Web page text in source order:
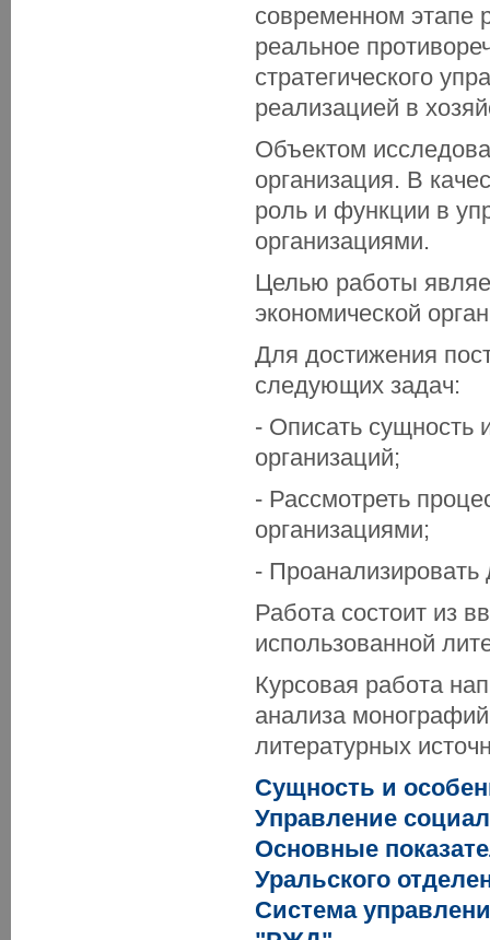
современном этапе
реальное
стратегического
реализацией в
Объектом
организация. В
роль и функции в
организациями.
Целью работы
экономической
Для достижения
следующих задач:
- Описать сущность
организаций;
- Рассмотреть
организациями;
-
Работа состоит из
использованной
Курсовая работа
анализа
литературных
Сущность и
Управление
Основные
Уральского
Система